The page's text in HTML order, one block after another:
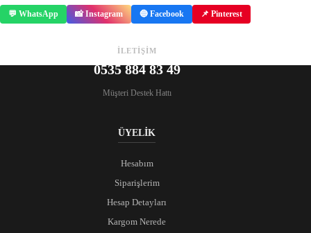
💬 WhatsApp 📸 Instagram 🔵 Facebook 📌 Pinterest
İLETİŞİM
0535 884 83 49
Müşteri Destek Hattı
ÜYELİK
Hesabım
Siparişlerim
Hesap Detayları
Kargom Nerede